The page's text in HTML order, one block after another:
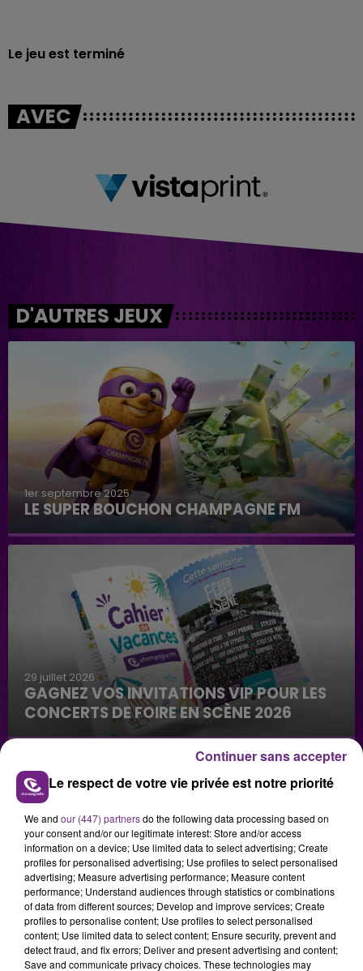
Le jeu est terminé
AVEC
D'AUTRES JEUX
1er septembre 2025
LE SUPER BOUCHON CHAMPAGNE FM
29 juillet 2026
GAGNEZ VOS INVITATIONS VIP POUR LES
CONCERTS DE FOIRE EN SCÈNE 2026
29 juillet 2026
GAGNEZ VOTRE SÉJOUR AU CENTER
PARCS DU LAC D’AILETTE AVEC
CHAMPAGNE FM
Le respect de votre vie privée est notre priorité
We and our (447) partnersdo the following data processing based on
your consent and/or our legitimate interest: Store and/or access
information on a device; Use limited data to select advertising; Create
profiles for personalised advertising; Use profiles to select personalised
advertising; Measure advertising performance; Measure content
performance; Understand audiences through statistics or combinations
of data from different sources; Develop and improve services; Create
profiles to personalise content; Use profiles to select personalised
content; Use limited data to select content; Ensure security, prevent and
detect fraud, and fix errors; Deliver and present advertising and content;
Save and communicate privacy choices. These technologies may
Continuer sans accepter